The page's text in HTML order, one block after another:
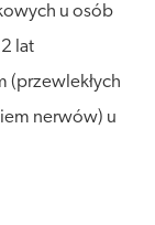
u osób
lat
(przewlekłych
nerwów) u